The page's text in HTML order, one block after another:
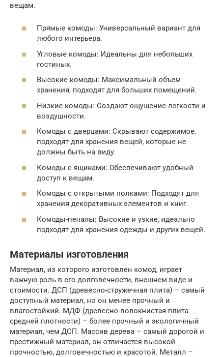
вещам.
Прямые комоды: Универсальный вариант для
любого интерьера.
Угловые комоды: Идеальны для небольших
гостиных.
Высокие комоды: Максимальный объем
хранения, подходят для больших помещений.
Низкие комоды: Создают ощущение легкости и
воздушности.
Комоды с дверцами: Скрывают содержимое,
подходят для хранения вещей, которые не
должны быть на виду.
Комоды с ящиками: Обеспечивают удобный
доступ к вещам.
Комоды с открытыми полками: Подходят для
хранения декоративных элементов и книг.
Комоды-пеналы: Высокие и узкие, идеально
подходят для хранения одежды и других вещей.
Материалы изготовления
Материал, из которого изготовлен комод, играет
важную роль в его долговечности, внешнем виде и
стоимости. ДСП (древесно-стружечная плита) – самый
доступный материал, но он менее прочный и
влагостойкий. МДФ (древесно-волокнистая плита
средней плотности) – более прочный и экологичный
материал, чем ДСП. Массив дерева – самый дорогой и
престижный материал, он отличается высокой
прочностью, долговечностью и красотой. Металл –